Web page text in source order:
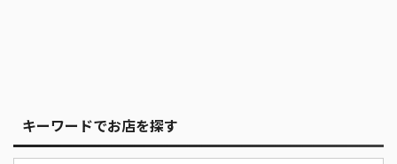
キーワードでお店を探す